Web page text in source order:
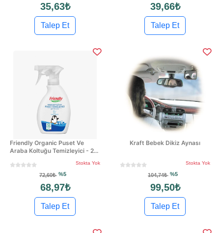
35,63₺
Talep Et
39,66₺
Talep Et
Friendly Organic Puset Ve
Araba Koltuğu Temizleyici - 2...
Stokta Yok
72,60₺ %5
68,97₺
Talep Et
Kraft Bebek Dikiz Aynası
Stokta Yok
104,74₺ %5
99,50₺
Talep Et